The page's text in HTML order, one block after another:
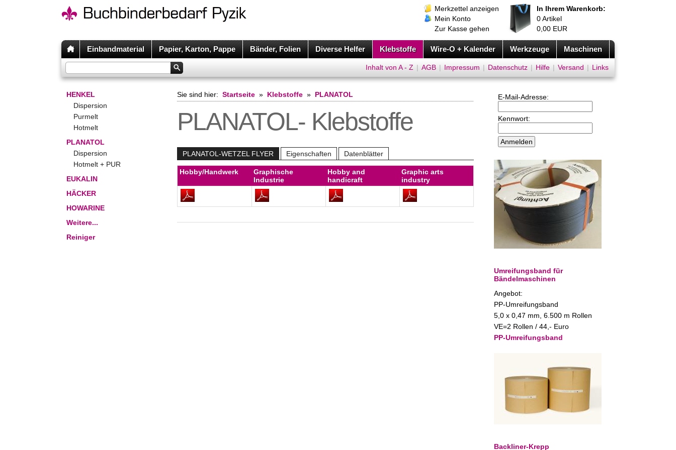
Merkzettel anzeigen
Mein Konto
Zur Kasse gehen
In Ihrem Warenkorb:
0Artikel
0,00 EUR
Einbandmaterial Papier, Karton, Pappe Bänder, Folien Diverse Helfer Klebstoffe Wire-O + Kalender Werkzeuge Maschinen
Inhalt von A - Z | AGB | Impressum | Datenschutz | Hilfe | Versand | Links
HENKEL
Dispersion
Purmelt
Hotmelt
PLANATOL
Dispersion
Hotmelt + PUR
EUKALIN
HÄCKER
HOWARINE
Weitere...
Reiniger
Sie sind hier: Startseite » Klebstoffe » PLANATOL
PLANATOL- Klebstoffe
PLANATOL-WETZEL FLYER Eigenschaften Datenblätter
Hobby/Handwerk
Graphische
Industrie
Hobby and
handicraft
Graphic arts
industry
E-Mail-Adresse:
Kennwort:
Umreifungsband für
Bändelmaschinen
Angebot:
PP-Umreifungsband
5,0 x 0,47 mm, 6.500 m Rollen
VE=2 Rollen / 44,- Euro
PP-Umreifungsband
Backliner-Krepp